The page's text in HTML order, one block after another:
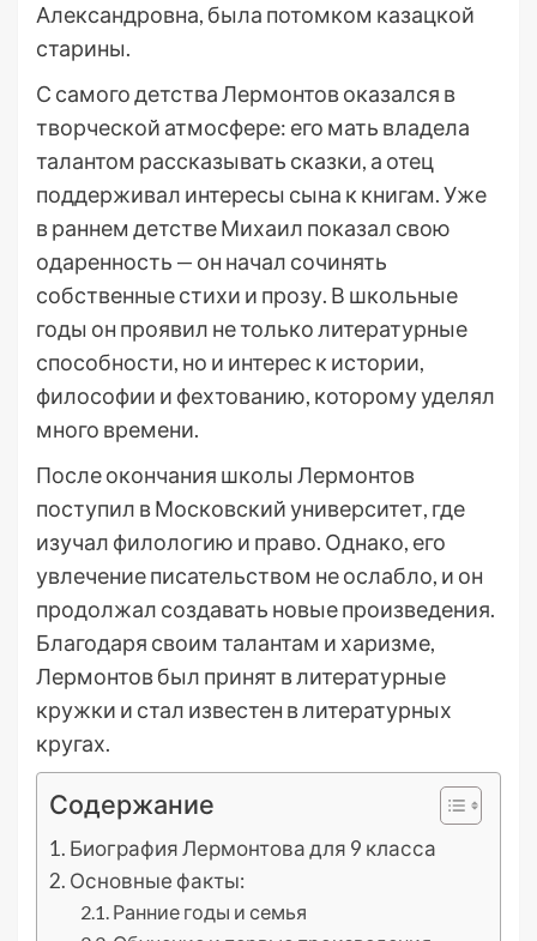
Александровна, была потомком казацкой
старины.
С самого детства Лермонтов оказался в
творческой атмосфере: его мать владела
талантом рассказывать сказки, а отец
поддерживал интересы сына к книгам. Уже
в раннем детстве Михаил показал свою
одаренность — он начал сочинять
собственные стихи и прозу. В школьные
годы он проявил не только литературные
способности, но и интерес к истории,
философии и фехтованию, которому уделял
много времени.
После окончания школы Лермонтов
поступил в Московский университет, где
изучал филологию и право. Однако, его
увлечение писательством не ослабло, и он
продолжал создавать новые произведения.
Благодаря своим талантам и харизме,
Лермонтов был принят в литературные
кружки и стал известен в литературных
кругах.
Содержание
Биография Лермонтова для 9 класса
Основные факты:
Ранние годы и семья